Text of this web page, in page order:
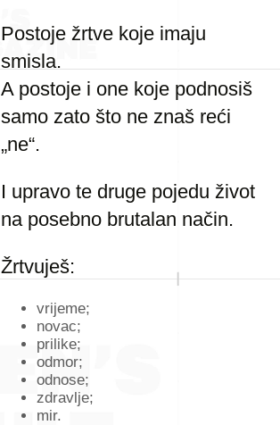
Postoje žrtve koje imaju
smisla.
A postoje i one koje podnosiš
samo zato što ne znaš reći
„ne“.
I upravo te druge pojedu život
na posebno brutalan način.
Žrtvuješ:
vrijeme;
novac;
prilike;
odmor;
odnose;
zdravlje;
mir.